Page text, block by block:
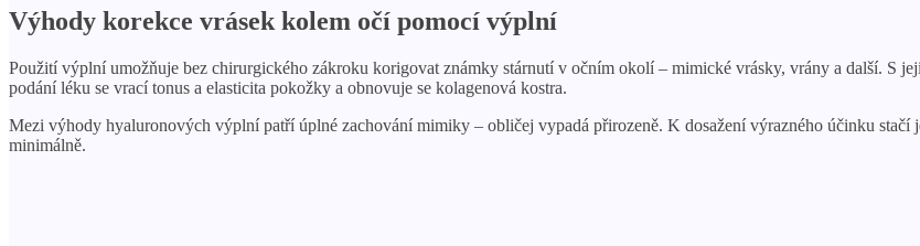
Výhody korekce vrásek kolem očí pomocí výplní
Použití výplní umožňuje bez chirurgického zákroku korigovat známky stárnutí v očním okolí – mimické vrásky, vrány a další. S
podání léku se vrací tonus a elasticita pokožky a obnovuje se kolagenová kostra.
Mezi výhody hyaluronových výplní patří úplné zachování mimiky – obličej vypadá přirozeně. K dosažení výrazného účinku stačí
minimálně.